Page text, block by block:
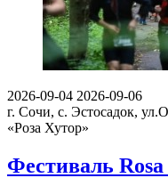
2026-09-04 2026-09-06
г. Сочи, с. Эстосадок,
«Роза Хутор»
Фестиваль